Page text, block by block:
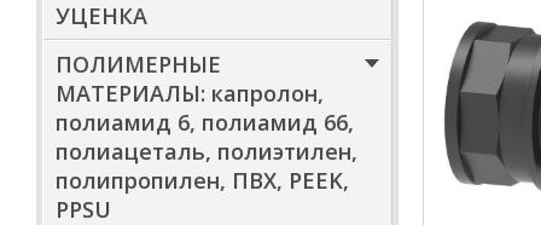
УЦЕНКА
ПОЛИМЕРНЫЕ
МАТЕРИАЛЫ: капролон,
полиамид 6, полиамид 66,
полиацеталь, полиэтилен,
полипропилен, ПВХ, PEEK,
PPSU